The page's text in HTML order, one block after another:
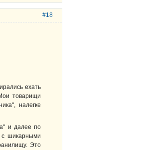
#18
ехать
товарищи
налегке
и далее по
с шикарными
Это